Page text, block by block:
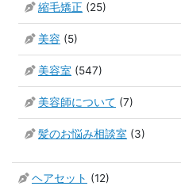
縮毛矯正 (25)
美容 (5)
美容室 (547)
美容師について (7)
髪のお悩み相談室 (3)
ヘアセット (12)